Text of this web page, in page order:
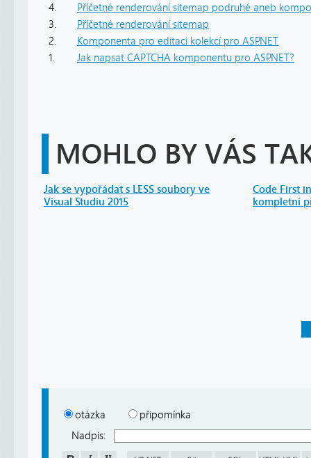
4.
Příčetné renderování sitemap podruhé aneb
3.
Příčetné renderování sitemap
2.
Komponenta pro editaci kolekcí pro ASP.NET
1.
Jak napsat CAPTCHA komponentu pro ASP.NET?
MOHLO BY VÁS
Jak se vypořádat s LESS soubory ve
Visual Studiu 2015
Code First
kompletní
otázka
připomínka
Nadpis: